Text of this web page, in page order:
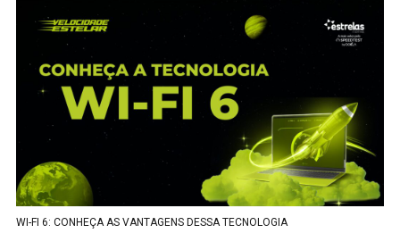
WI-FI 6: CONHEÇA AS VANTAGENS DESSA TECNOLOGIA